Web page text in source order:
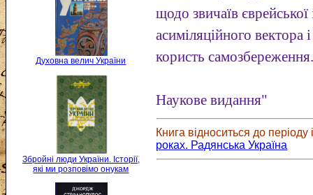
Духовна велич України
Збройні люди України. Історії,
які ми розповімо онукам
щодо звичаїв єврейської
асиміляційного вектора
користь
Наукове видання"
Книга відноситься до періоду
роках. Радянська Україна